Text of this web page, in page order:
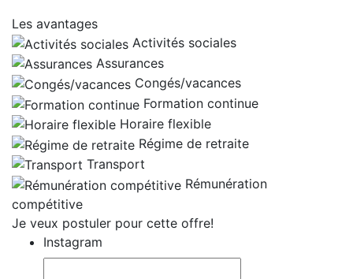
Les avantages
Activités sociales
Assurances
Congés/vacances
Formation continue
Horaire flexible
Régime de retraite
Transport
Rémunération
compétitive
Je veux postuler pour cette offre!
Instagram